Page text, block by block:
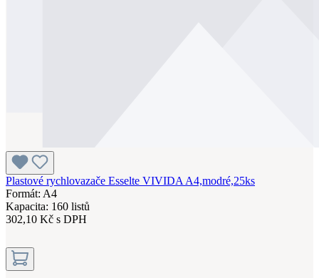
Plastové rychlovazače Esselte VIVIDA A4,modré,25ks
Formát: A4
Kapacita: 160 listů
302,10 Kč s DPH